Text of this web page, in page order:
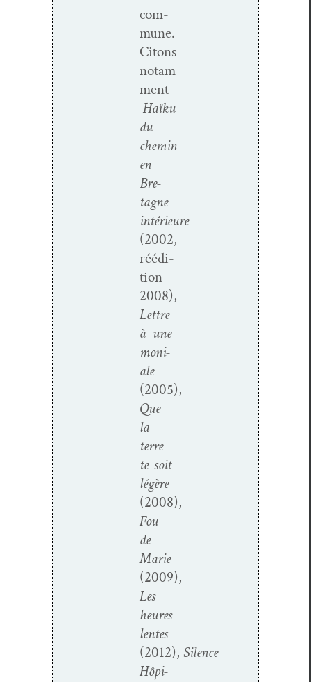
com­
mune.
Citons
notam­
ment
Haïku
du
chemin
en
Bre­
tagne
intérieure
(2002,
réédi­
tion
2008),
Let­tre
à une
moni­
ale
(2005),
Que
la
terre
te soit
légère
(2008),
Fou
de
Marie
(2009),
Les
heures
lentes
(2012), Silence
Hôpi­